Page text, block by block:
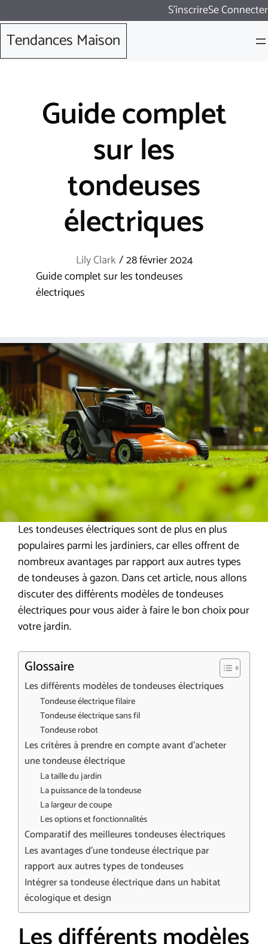
au
contenu
S'inscrireSe Connecter
Tendances Maison
Guide complet
sur les
tondeuses
électriques
Lily Clark/28 février 2024
Guide complet sur les tondeuses
électriques
Les tondeuses électriques sont de plus en plus
populaires parmi les jardiniers, car elles offrent de
nombreux avantages par rapport aux autres types
de tondeuses à gazon. Dans cet article, nous allons
discuter des différents modèles de tondeuses
électriques pour vous aider à faire le bon choix pour
votre jardin.
Glossaire
Les différents modèles de tondeuses électriques
Tondeuse électrique filaire
Tondeuse électrique sans fil
Tondeuse robot
Les critères à prendre en compte avant d’acheter
une tondeuse électrique
La taille du jardin
La puissance de la tondeuse
La largeur de coupe
Les options et fonctionnalités
Comparatif des meilleures tondeuses électriques
Les avantages d’une tondeuse électrique par
rapport aux autres types de tondeuses
Intégrer sa tondeuse électrique dans un habitat
écologique et design